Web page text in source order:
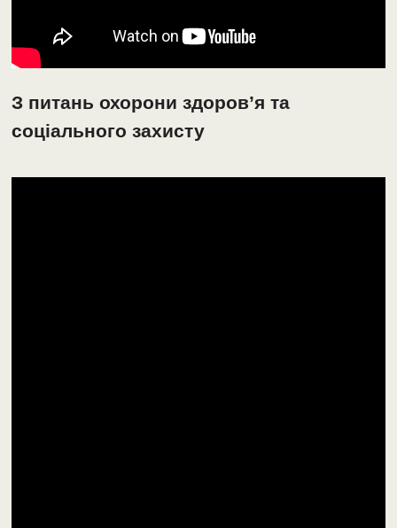
З питань охорони здоров’я та
соціального захисту